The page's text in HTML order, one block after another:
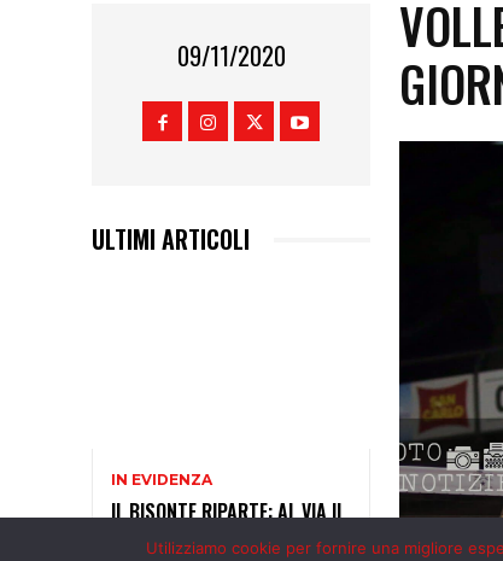
Utilizziamo cookie per fornire una migliore